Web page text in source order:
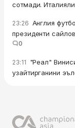
сотмади.
23:26 Англия
президенти
0
23:11 "Реал"
узайтирганини